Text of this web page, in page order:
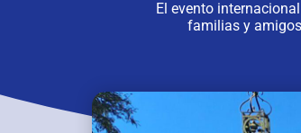
El evento
familias y